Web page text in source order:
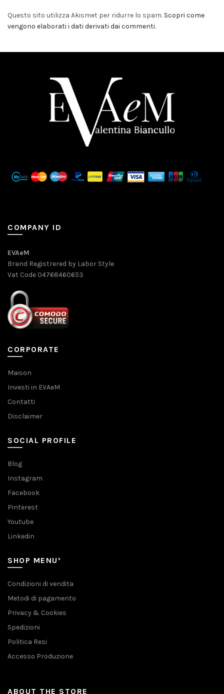
Questo sito utilizza Akismet per ridurre lo spam. Scopri come
vengono elaborati i dati derivati dai commenti.
COMPANY ID
EVAeM
Brand Registrered by Labor Style
Vat Code 04768460653
CORPORATE
Maison
Investi in EVAeM
Contatti
Disclaimer
SOCIAL PROFILE
Blog
Instagram
Facebook
Pinterest
Youtube
Linkedin
SHOP MENU’
Condizioni di vendita
Metodi di pagamento
Privacy & Cookies
Spedizioni
Politica Resi
Accesso Produzione
ABOUT THE STORE